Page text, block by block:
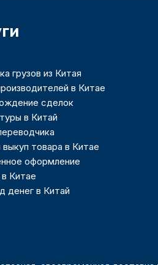
грузов из Китая
в Китае
сделок
в Китай
выкуп товара в Китае
оформление
Китае
денег в Китай